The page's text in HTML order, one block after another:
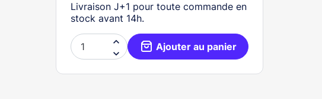
Livraison J+1 pour toute commande en
stock avant 14h.

 Ajouter au panier